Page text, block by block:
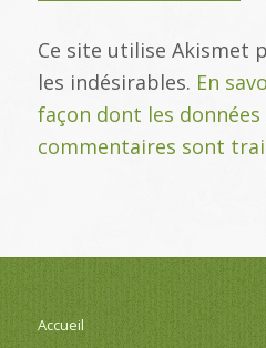
Ce site utilise Akismet
les indésirables. En
façon dont les données
commentaires sont
Accueil